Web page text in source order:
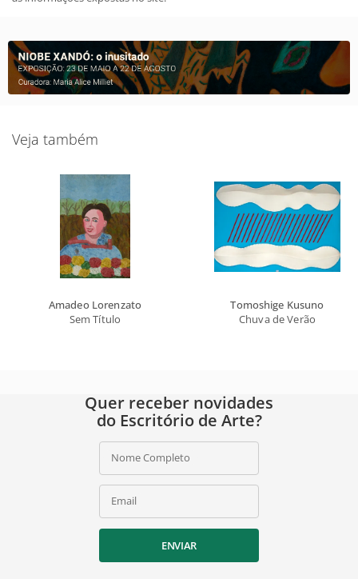
Veja também
Amadeo Lorenzato
Sem Título
Tomoshige Kusuno
Chuva de Verão
Quer receber novidades
do Escritório de Arte?
Nome Completo
Email
ENVIAR